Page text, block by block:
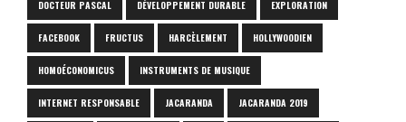
DOCTEUR PASCAL DÉVELOPPEMENT DURABLE EXPLORATION
FACEBOOK FRUCTUS HARCÈLEMENT HOLLYWOODIEN
HOMOÉCONOMICUS INSTRUMENTS DE MUSIQUE
INTERNET RESPONSABLE JACARANDA JACARANDA 2019